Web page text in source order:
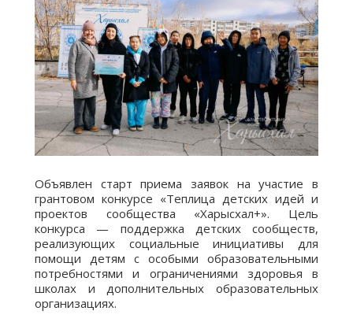
Объявлен старт приема заявок на участие в
грантовом конкурсе «Теплица детских идей и
проектов сообщества «Харысхал+». Цель
конкурса — поддержка детских сообществ,
реализующих социальные инициативы для
помощи детям с особыми образовательными
потребностями и ограничениями здоровья в
школах и дополнительных образовательных
организациях.